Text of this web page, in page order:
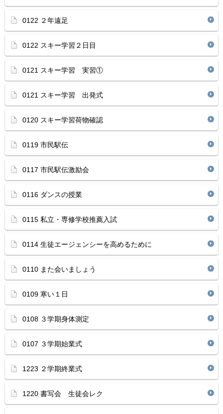
0122 ２年遠足
0122 スキー学習２日目
0121 スキー学習 実習①
0121 スキー学習 出発式
0120 スキー学習荷物確認
0119 市民駅伝
0117 市民駅伝激励会
0116 ダンスの授業
0115 私立・専修学校推薦入試
0114 生徒エージェンシーを高めるために
0110 また会いましょう
0109 寒い１日
0108 ３学期身体測定
0107 ３学期始業式
1223 ２学期終業式
1220 書写会 生徒会レク